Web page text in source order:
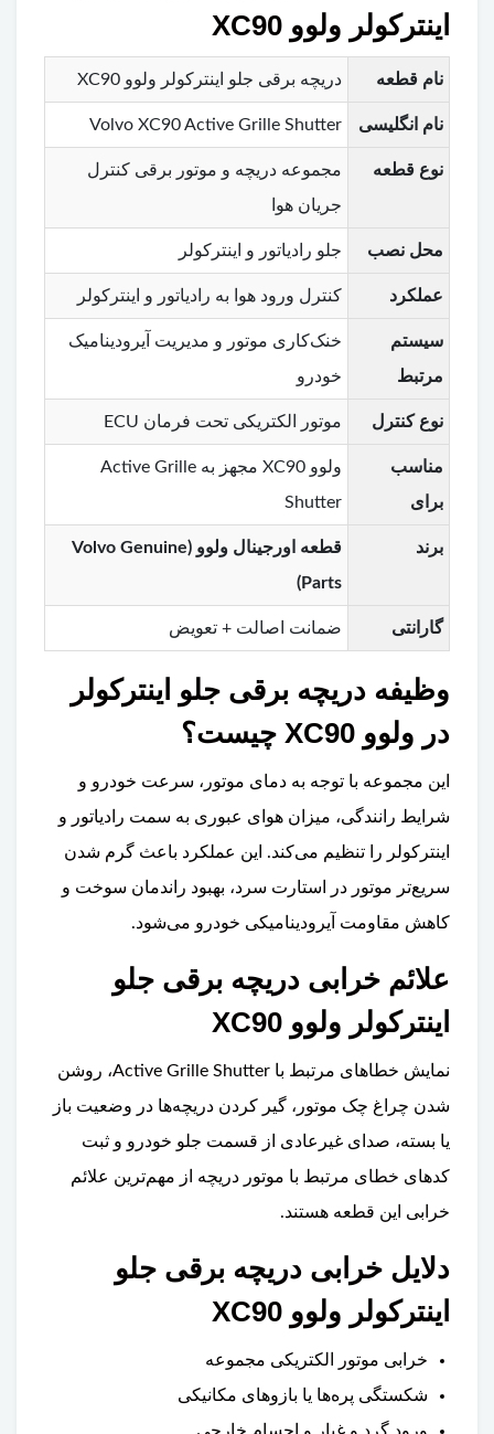
اینترکولر ولوو XC90
نام قطعه دریچه برقی جلو اینترکولر ولوو XC90
نام انگلیسی Volvo XC90 Active Grille Shutter
نوع قطعه
مجموعه دریچه و موتور برقی کنترل
جریان هوا
محل نصب جلو رادیاتور و اینترکولر
عملکرد کنترل ورود هوا به رادیاتور و اینترکولر
سیستم
مرتبط
خنک‌کاری موتور و مدیریت آیرودینامیک
خودرو
نوع کنترل موتور الکتریکی تحت فرمان ECU
مناسب
برای
ولوو XC90 مجهز به Active Grille
Shutter
برند
قطعه اورجینال ولوو (Volvo Genuine
Parts)
گارانتی ضمانت اصالت + تعویض
وظیفه دریچه برقی جلو اینترکولر
در ولوو XC90 چیست؟
این مجموعه با توجه به دمای موتور، سرعت خودرو و
شرایط رانندگی، میزان هوای عبوری به سمت رادیاتور و
اینترکولر را تنظیم می‌کند. این عملکرد باعث گرم شدن
سریع‌تر موتور در استارت سرد، بهبود راندمان سوخت و
کاهش مقاومت آیرودینامیکی خودرو می‌شود.
علائم خرابی دریچه برقی جلو
اینترکولر ولوو XC90
نمایش خطاهای مرتبط با Active Grille Shutter، روشن
شدن چراغ چک موتور، گیر کردن دریچه‌ها در وضعیت باز
یا بسته، صدای غیرعادی از قسمت جلو خودرو و ثبت
کدهای خطای مرتبط با موتور دریچه از مهم‌ترین علائم
خرابی این قطعه هستند.
دلایل خرابی دریچه برقی جلو
اینترکولر ولوو XC90
خرابی موتور الکتریکی مجموعه
شکستگی پره‌ها یا بازوهای مکانیکی
ورود گرد و غبار و اجسام خارجی